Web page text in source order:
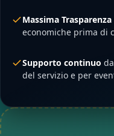
Massima Trasparenza
economiche prima di
Supporto continuo
del servizio e per